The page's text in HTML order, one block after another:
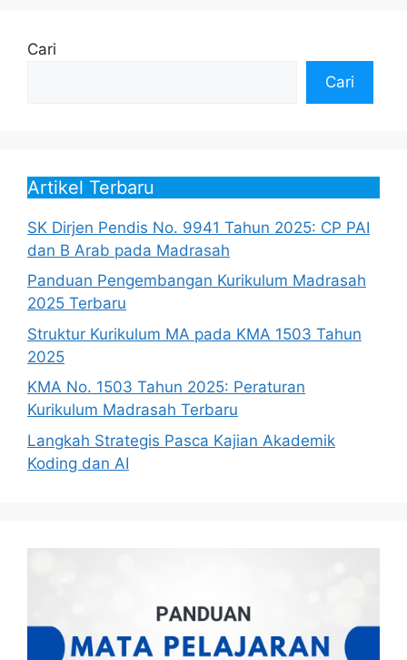
Cari
Cari
Artikel Terbaru
SK Dirjen Pendis No. 9941 Tahun 2025: CP PAI
dan B Arab pada Madrasah
Panduan Pengembangan Kurikulum Madrasah
2025 Terbaru
Struktur Kurikulum MA pada KMA 1503 Tahun
2025
KMA No. 1503 Tahun 2025: Peraturan
Kurikulum Madrasah Terbaru
Langkah Strategis Pasca Kajian Akademik
Koding dan AI